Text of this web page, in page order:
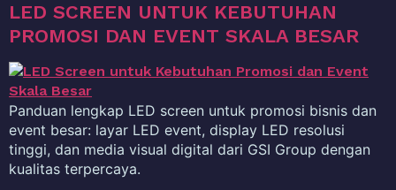
LED SCREEN UNTUK KEBUTUHAN
PROMOSI DAN EVENT SKALA BESAR
Panduan lengkap LED screen untuk promosi bisnis dan
event besar: layar LED event, display LED resolusi
tinggi, dan media visual digital dari GSI Group dengan
kualitas terpercaya.